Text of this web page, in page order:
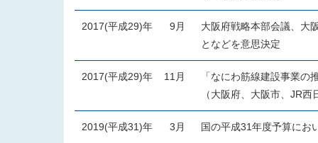
2017(平成29)年 9月
大阪府戦略本部会議、大
となどを意思決定
2017(平成29)年 11月
「なにわ筋線建設事業の
（大阪府、大阪市、JR
2019(平成31)年 3月 国の平成31年度予算にお